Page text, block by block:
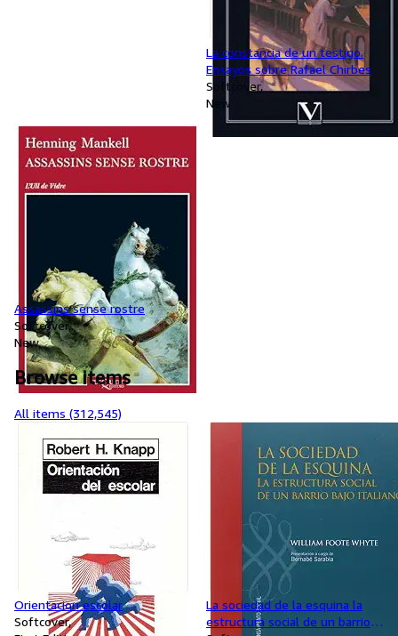
La constancia de un testigo.
Ensayos sobre Rafael Chirbes
Softcover
New
Assassins sense rostre
Softcover
New
Browse items
All items (312,545)
Orientacion escolar
Softcover
La sociedad de la esquina la
estructura social de un barrio